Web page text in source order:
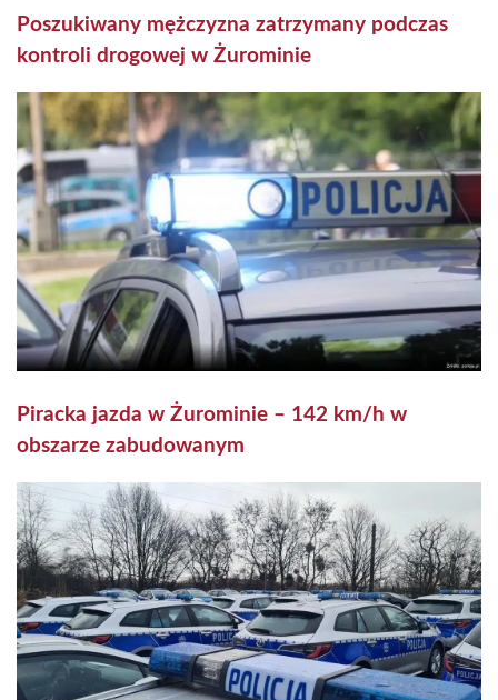
Poszukiwany mężczyzna zatrzymany podczas
kontroli drogowej w Żurominie
Piracka jazda w Żurominie – 142 km/h w
obszarze zabudowanym